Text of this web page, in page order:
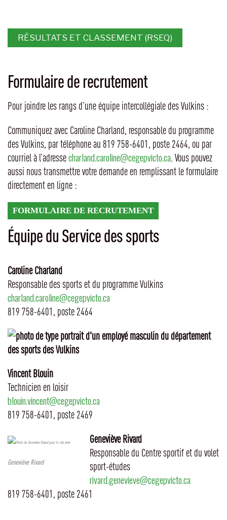
n
t
s
n
s
RÉSULTATS ET CLASSEMENT (RSEQ)
Formulaire de recrutement
Pour joindre les rangs d’une équipe intercollégiale des Vulkins :
Communiquez avec Caroline Charland, responsable du programme
des Vulkins, par téléphone au 819 758-6401, poste 2464, ou par
courriel à l’adressecharland.caroline@cegepvicto.ca. Vous pouvez
aussi nous transmettre votre demande en remplissant le formulaire
directement en ligne :
FORMULAIRE DE RECRUTEMENT
Équipe du Service des sports
Caroline Charland
Responsable des sports et du programme Vulkins
charland.caroline@cegepvicto.ca
819 758-6401, poste 2464
Vincent Blouin
Technicien en loisir
blouin.vincent@cegepvicto.ca
819 758-6401, poste 2469
Geneviève Rivard
Geneviève Rivard
Responsable du Centre sportif et du volet
sport-études
rivard.genevieve@cegepvicto.ca
819 758-6401, poste 2461